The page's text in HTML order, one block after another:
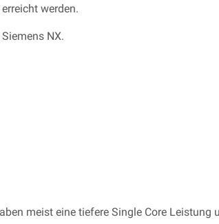
werden.
NX.
meist eine tiefere Single Core Leistung